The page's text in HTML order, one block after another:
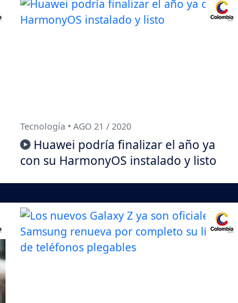
Tecnología • AGO 21 / 2020
Huawei podría finalizar el año ya
con su HarmonyOS instalado y listo